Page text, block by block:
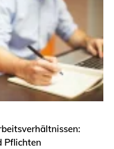
Pflichten